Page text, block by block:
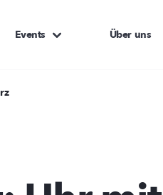
Events Über uns